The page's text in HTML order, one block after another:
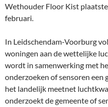
Wethouder Floor Kist
februari.
In Leidschendam-Voorburg
woningen aan de wettelijke
wordt in samenwerking met
onderzoeken of sensoren een
het landelijk meetnet
onderzoekt de gemeente of